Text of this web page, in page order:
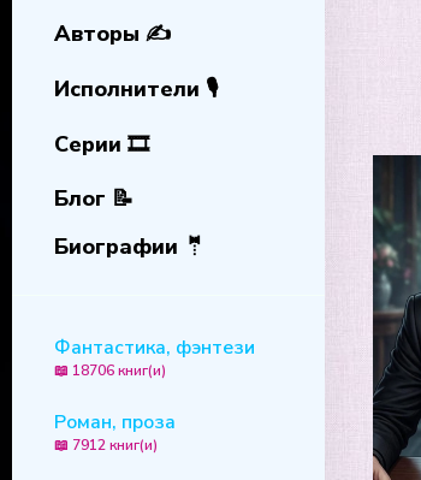
Авторы ✍️
Исполнители 🎙️
Серии 🎞️
Блог 📝
Биографии 🤵
Фантастика, фэнтези
📖 18706 книг(и)
Роман, проза
📖 7912 книг(и)